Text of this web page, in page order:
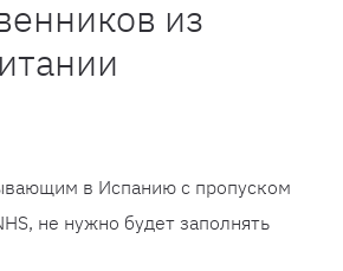
из
в Испанию с пропуском
не нужно будет заполнять